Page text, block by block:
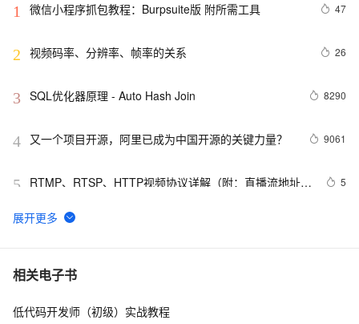
1 微信小程序抓包教程：Burpsuite版 附所需工具 47
2 视频码率、分辨率、帧率的关系 26
3 SQL优化器原理 - Auto Hash Join 8290
4 又一个项目开源，阿里已成为中国开源的关键力量？ 9061
5
RTMP、RTSP、HTTP视频协议详解（附：直播流地址、
5
6 谷歌CEO皮查伊：对重返中国持开放态度
7 C语言项目参考解答：全正整数后再计算
8 俗人解读 三维渲染 的工作过程
相关电子书
低代码开发师（初级）实战教程